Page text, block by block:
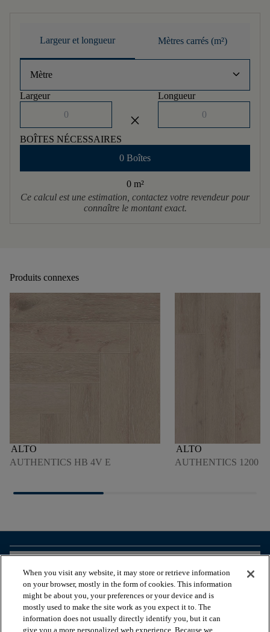
Largeur et longueur Mètres carrés (m²)
Mètre keyboard_arrow_down
Largeur
close
Longueur
BOÎTES NÉCESSAIRES
0 Boîtes
0 m²
Ce calcul est une estimation, contactez votre revendeur pour
connaître le montant exact.
Produits connexes
ALTO
AUTHENTICS HB 4V E
ALTO
AUTHENTICS 1200
OUTILS UTILES
When you visit any website, it may store or retrieve information
on your browser, mostly in the form of cookies. This information
might be about you, your preferences or your device and is
mostly used to make the site work as you expect it to. The
information does not usually directly identify you, but it can
give you a more personalized web experience. Because we